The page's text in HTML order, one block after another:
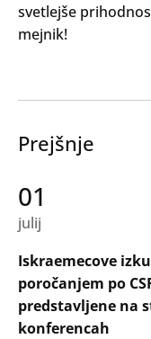
svetlejše
mejnik!
Prejšnje
01
julij
Iskraemecove
poročanjem po
predstavljene na
konferencah